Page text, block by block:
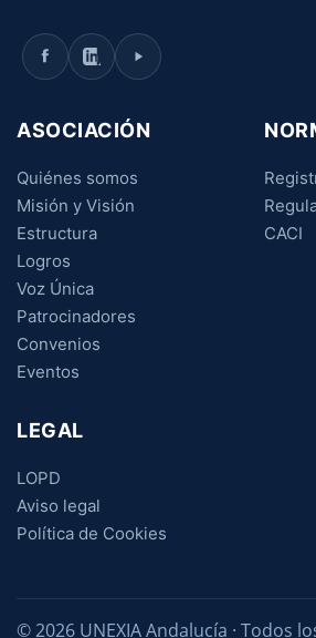
ASOCIACIÓN
Quiénes somos
Misión y Visión
Estructura
Logros
Voz Única
Patrocinadores
Convenios
Eventos
CACI
LEGAL
LOPD
Aviso legal
Política de Cookies
© 2026 UNEXIA Andalucía · Todos